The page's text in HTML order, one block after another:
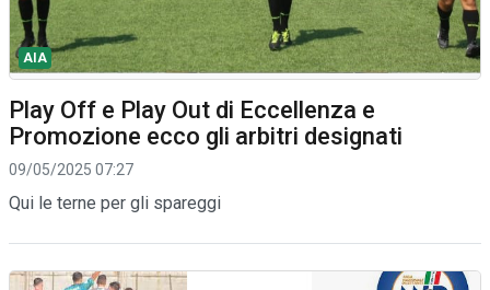
AIA
Play Off e Play Out di Eccellenza e
Promozione ecco gli arbitri designati
09/05/2025 07:27
Qui le terne per gli spareggi